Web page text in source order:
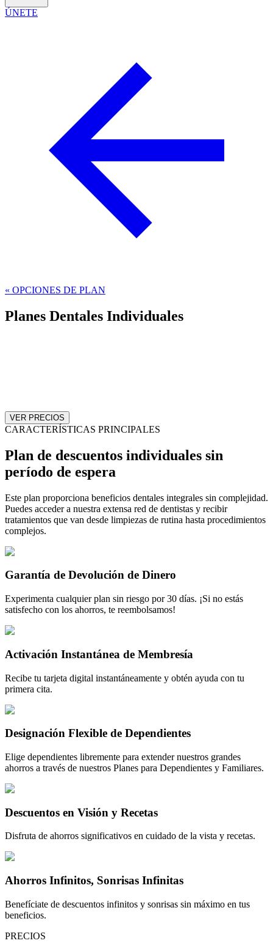
ÚNETE
« OPCIONES DE PLAN
Planes Dentales Individuales
VER PRECIOS
CARACTERÍSTICAS PRINCIPALES
Plan de descuentos individuales sin
período de espera
Este plan proporciona beneficios dentales integrales sin complejidad.
Puedes acceder a nuestra extensa red de dentistas y recibir
tratamientos que van desde limpiezas de rutina hasta procedimientos
complejos.
Garantía de Devolución de Dinero
Experimenta cualquier plan sin riesgo por 30 días. ¡Si no estás
satisfecho con los ahorros, te reembolsamos!
Activación Instantánea de Membresía
Recibe tu tarjeta digital instantáneamente y obtén ayuda con tu
primera cita.
Designación Flexible de Dependientes
Elige dependientes libremente para extender nuestros grandes
ahorros a través de nuestros Planes para Dependientes y Familiares.
Descuentos en Visión y Recetas
Disfruta de ahorros significativos en cuidado de la vista y recetas.
Ahorros Infinitos, Sonrisas Infinitas
Benefíciate de descuentos infinitos y sonrisas sin máximo en tus
beneficios.
PRECIOS